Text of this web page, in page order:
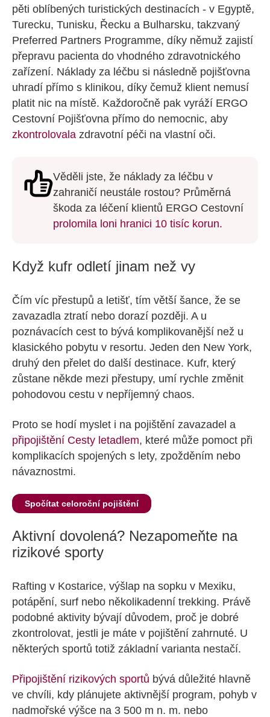
pěti oblíbených turistických destinacích - v Egyptě,
Turecku, Tunisku, Řecku a Bulharsku, takzvaný
Preferred Partners Programme, díky němuž zajistí
přepravu pacienta do vhodného zdravotnického
zařízení. Náklady za léčbu si následně pojišťovna
uhradí přímo s klinikou, díky čemuž klient nemusí
platit nic na místě. Každoročně pak vyráží ERGO
Cestovní Pojišťovna přímo do nemocnic, aby
zkontrolovala zdravotní péči na vlastní oči.
Věděli jste, že náklady za léčbu v
zahraničí neustále rostou? Průměrná
škoda za léčení klientů ERGO Cestovní
prolomila loni hranici 10 tisíc korun.
Když kufr odletí jinam než vy
Čím víc přestupů a letišť, tím větší šance, že se
zavazadla ztratí nebo dorazí později. A u
poznávacích cest to bývá komplikovanější než u
klasického pobytu v resortu. Jeden den New York,
druhý den přelet do další destinace. Kufr, který
zůstane někde mezi přestupy, umí rychle změnit
pohodovou cestu v nepříjemný chaos.
Proto se hodí myslet i na pojištění zavazadel a
připojištění Cesty letadlem, které může pomoct při
komplikacích spojených s lety, zpožděním nebo
návaznostmi.
Spočítat celoroční pojištění
Aktivní dovolená? Nezapomeňte na
rizikové sporty
Rafting v Kostarice, výšlap na sopku v Mexiku,
potápění, surf nebo několikadenní trekking. Právě
podobné aktivity bývají důvodem, proč je dobré
zkontrolovat, jestli je máte v pojištění zahrnuté. U
některých sportů totiž základní varianta nestačí.
Připojištění rizikových sportů bývá důležité hlavně
ve chvíli, kdy plánujete aktivnější program, pohyb v
nadmořské výšce na 3 500 m n. m. nebo